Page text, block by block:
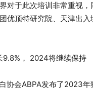
对于此次培训非常重视
优顶特研究院、天津出
， 2024将继续保持
协会ABPA发布了2023